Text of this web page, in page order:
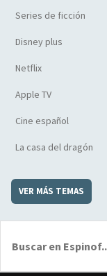
Series de ficción
Disney plus
Netflix
Apple TV
Cine español
La casa del dragón
VER MÁS TEMAS